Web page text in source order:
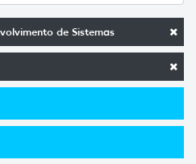
de Sistemas